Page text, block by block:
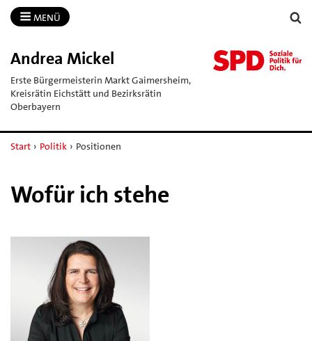
MENÜ
Andrea Mickel
Erste Bürgermeisterin Markt Gaimersheim,
Kreisrätin Eichstätt und Bezirksrätin
Oberbayern
Start › Politik › Positionen
Wofür ich stehe